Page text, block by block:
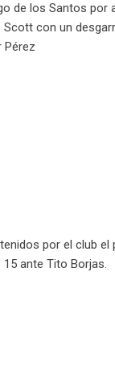
de los Santos por
con un
Pérez
por el club el
ante Tito Borjas.